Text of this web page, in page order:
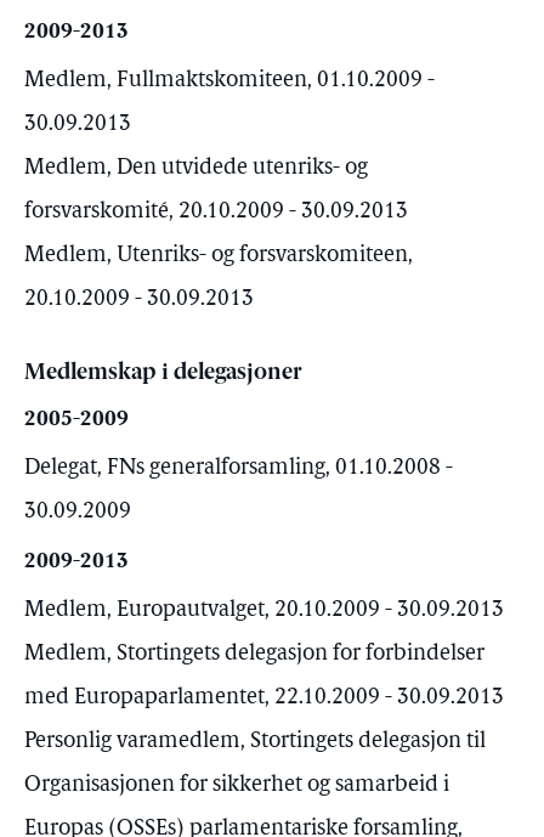
2009-2013
Medlem, Fullmaktskomiteen, 01.10.2009 -
30.09.2013
Medlem, Den utvidede utenriks- og
forsvarskomité, 20.10.2009 - 30.09.2013
Medlem, Utenriks- og forsvarskomiteen,
20.10.2009 - 30.09.2013
Medlemskap i delegasjoner
2005-2009
Delegat, FNs generalforsamling, 01.10.2008 -
30.09.2009
2009-2013
Medlem, Europautvalget, 20.10.2009 - 30.09.2013
Medlem, Stortingets delegasjon for forbindelser
med Europaparlamentet, 22.10.2009 - 30.09.2013
Personlig varamedlem, Stortingets delegasjon til
Organisasjonen for sikkerhet og samarbeid i
Europas (OSSEs) parlamentariske forsamling,